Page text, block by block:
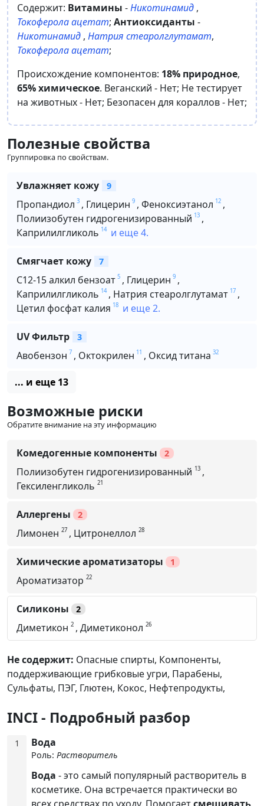
Содержит: Витамины -Никотинамид ,
Токоферола ацетат; Антиоксиданты -
Никотинамид , Натрия стеаролглутамат,
Токоферола ацетат;
Происхождение компонентов: 18% природное,
65% химическое. Веганский - Нет; Не тестирует
на животных - Нет; Безопасен для кораллов - Нет;
Полезные свойства
Группировка по свойствам.
Увлажняет кожу 9
Пропандиол 3 , Глицерин 9 , Феноксиэтанол 12 ,
Полиизобутен гидрогенизированный 13 ,
Каприлилгликоль 14 и еще 4.
Смягчает кожу 7
C12-15 алкил бензоат 5 , Глицерин 9 ,
Каприлилгликоль 14 , Натрия стеаролглутамат 17 ,
Цетил фосфат калия 18 и еще 2.
UV Фильтр 3
Авобензон 7 , Октокрилен 11 , Оксид титана 32
... и еще 13
Возможные риски
Обратите внимание на эту информацию
Комедогенные компоненты 2
Полиизобутен гидрогенизированный 13 ,
Гексиленгликоль 21
Аллергены 2
Лимонен 27 , Цитронеллол 28
Химические ароматизаторы 1
Ароматизатор 22
Силиконы 2
Диметикон 2 , Диметиконол 26
Не содержит: Опасные спирты, Компоненты,
поддерживающие грибковые угри, Парабены,
Сульфаты, ПЭГ, Глютен, Кокос, Нефтепродукты,
INCI - Подробный разбор
1 Вода
Роль: Растворитель
Вода - это самый популярный растворитель в
косметике. Она встречается практически во